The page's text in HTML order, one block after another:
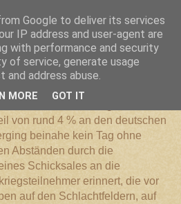
von rund 4 % an den deutschen
beinahe kein Tag ohne
Abständen durch die
Schicksales an die
erinnert, die vor
auf den Schlachtfeldern, auf
Google to deliver its services
IP address and user-agent are
with performance and security
of service, generate usage
address abuse.
MORE GOT IT